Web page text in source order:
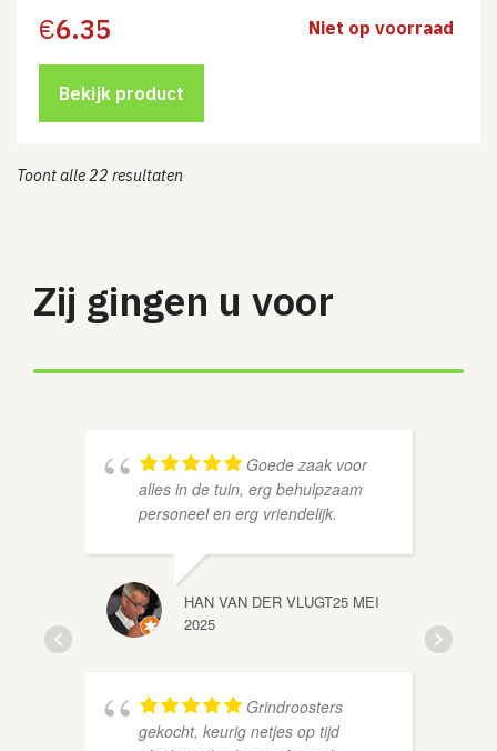
€6.35 Niet op voorraad
Bekijk product
Toont alle 22 resultaten
Zij gingen u voor
Goede zaak voor
alles in de tuin, erg behulpzaam
personeel en erg vriendelijk.
HAN VAN DER VLUGT25 MEI
2025
Grindroosters
gekocht, keurig netjes op tijd